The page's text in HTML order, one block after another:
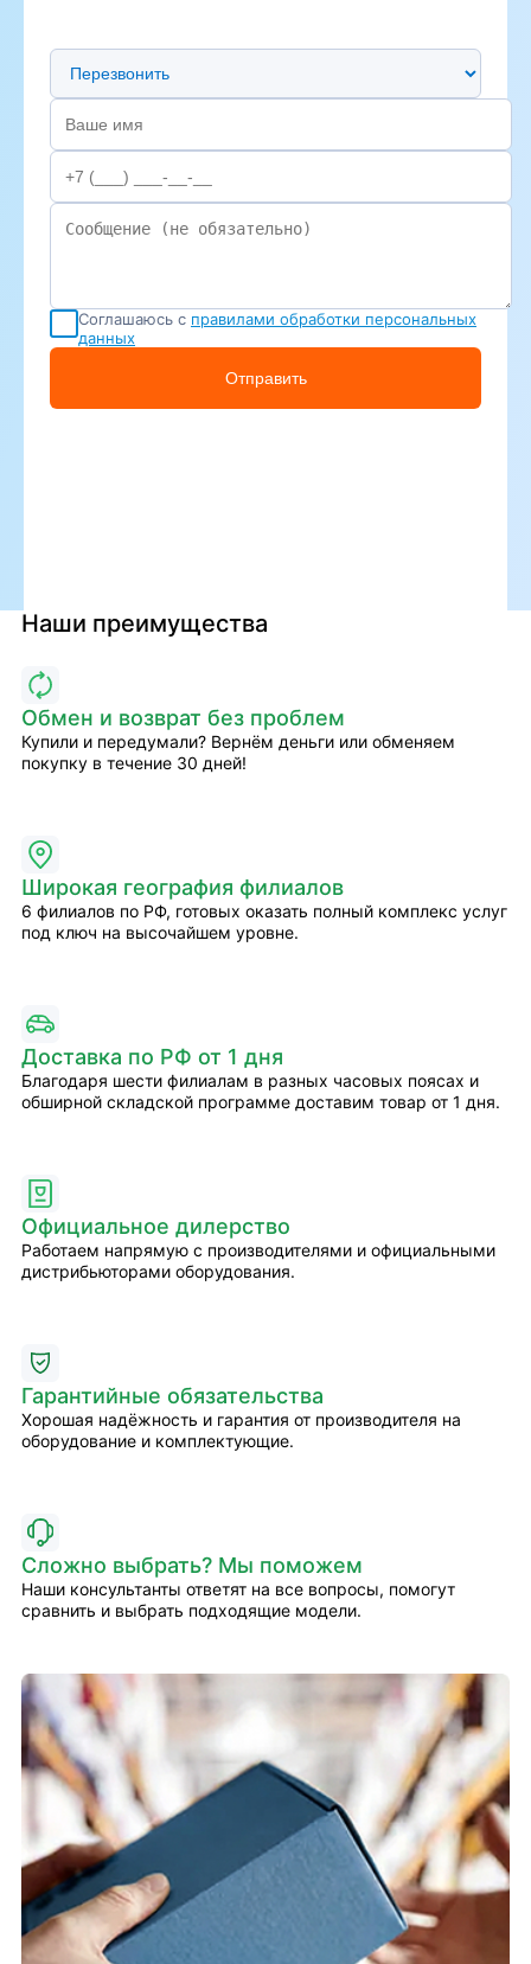
Предпочтительный способ связи
Соглашаюсь с правилами обработки персональных
данных
Отправить
Наши преимущества
Обмен и возврат без проблем
Купили и передумали? Вернём деньги или обменяем
покупку в течение 30 дней!
Широкая география филиалов
6 филиалов по РФ, готовых оказать полный комплекс услуг
под ключ на высочайшем уровне.
Доставка по РФ от 1 дня
Благодаря шести филиалам в разных часовых поясах и
обширной складской программе доставим товар от 1 дня.
Официальное дилерство
Работаем напрямую с производителями и официальными
дистрибьюторами оборудования.
Гарантийные обязательства
Хорошая надёжность и гарантия от производителя на
оборудование и комплектующие.
Сложно выбрать? Мы поможем
Наши консультанты ответят на все вопросы, помогут
сравнить и выбрать подходящие модели.